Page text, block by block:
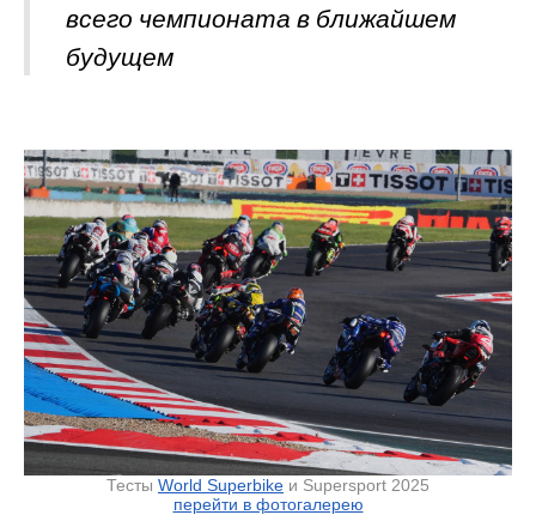
всего чемпионата в ближайшем
будущем
Тесты World Superbike и Supersport 2025
перейти в фотогалерею